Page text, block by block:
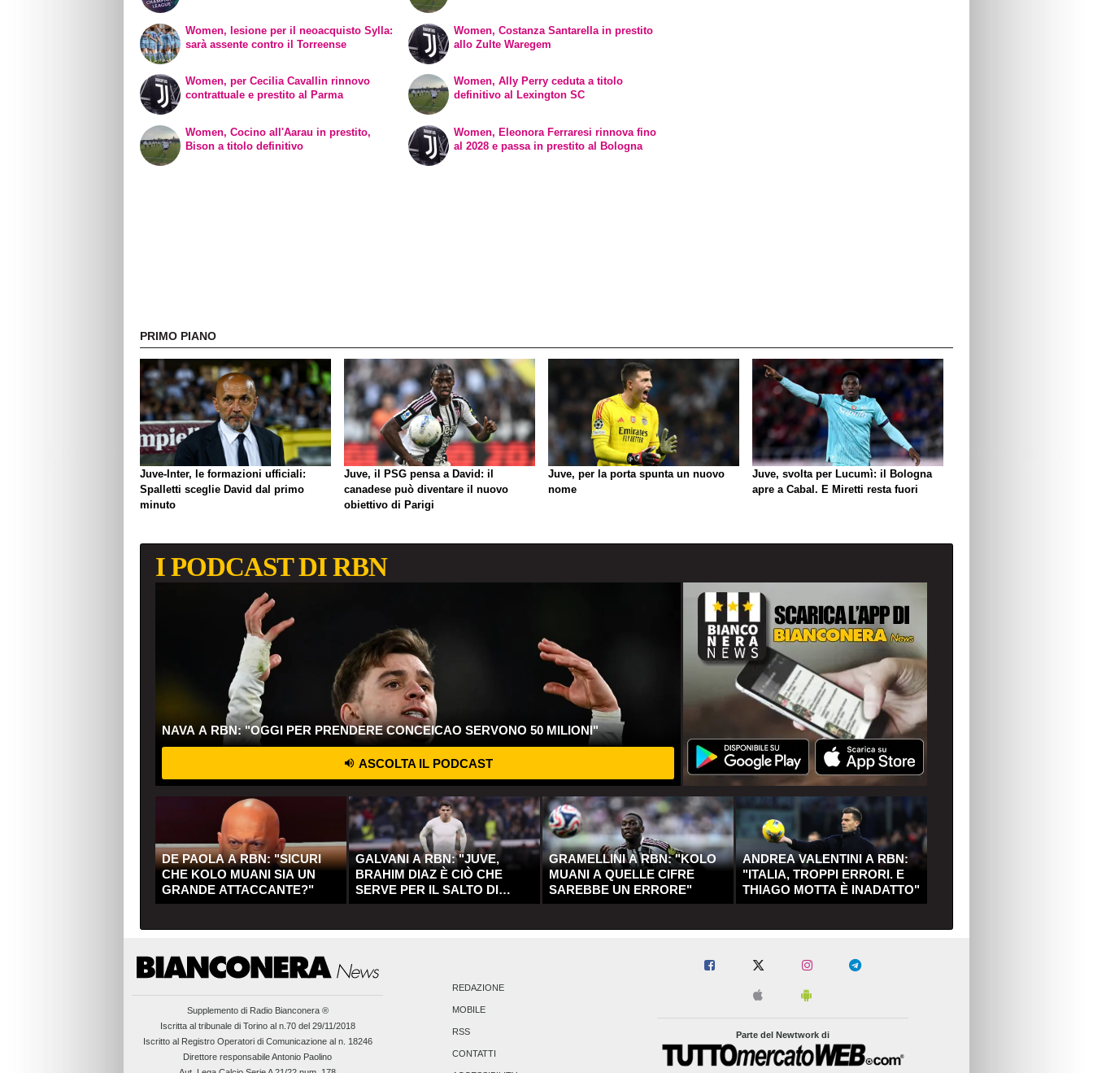
Women, lesione per il neoacquisto Sylla:
sarà assente contro il Torreense
Women, Costanza Santarella in prestito
allo Zulte Waregem
Women, per Cecilia Cavallin rinnovo
contrattuale e prestito al Parma
Women, Cocino all'Aarau in prestito,
Bison a titolo definitivo
Women, Ally Perry ceduta a titolo
definitivo al Lexington SC
Women, Eleonora Ferraresi rinnova fino
al 2028 e passa in prestito al Bologna
PRIMO PIANO
Juve-Inter, le formazioni ufficiali:
Spalletti sceglie David dal primo
minuto
Juve, il PSG pensa a David: il
canadese può diventare il nuovo
obiettivo di Parigi
Juve, per la porta spunta un nuovo
nome
Juve, svolta per Lucumì: il Bologna
apre a Cabal. E Miretti resta fuori
I PODCAST DI RBN
NAVA A RBN: "OGGI PER PRENDERE CONCEICAO SERVONO 50 MILIONI"
ASCOLTA IL PODCAST
DE PAOLA A RBN: "SICURI
CHE KOLO MUANI SIA UN
GRANDE ATTACCANTE?"
GALVANI A RBN: "JUVE,
BRAHIM DIAZ È CIÒ CHE
SERVE PER IL SALTO DI
QUALITÀ"
GRAMELLINI A RBN: "KOLO
MUANI A QUELLE CIFRE
SAREBBE UN ERRORE"
ANDREA VALENTINI A RBN:
"ITALIA, TROPPI ERRORI. E
THIAGO MOTTA È INADATTO"
Supplemento di Radio Bianconera ®
Iscritta al tribunale di Torino al n.70 del 29/11/2018
Iscritto al Registro Operatori di Comunicazione al n. 18246
Direttore responsabile Antonio Paolino
REDAZIONE
MOBILE
RSS
CONTATTI
Parte del Newtwork di